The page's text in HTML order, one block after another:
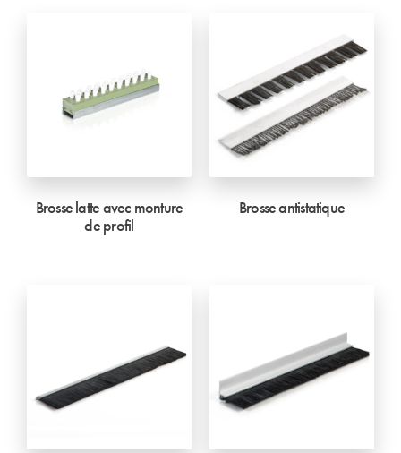
Brosse latte avec monture
de profil
Brosse antistatique